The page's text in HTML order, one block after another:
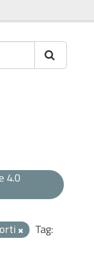
4.0
Tag: